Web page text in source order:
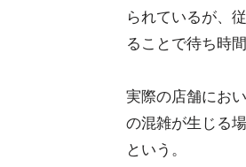
られているが、
ることで待ち時
実際の店舗にお
の混雑が生じる
という。